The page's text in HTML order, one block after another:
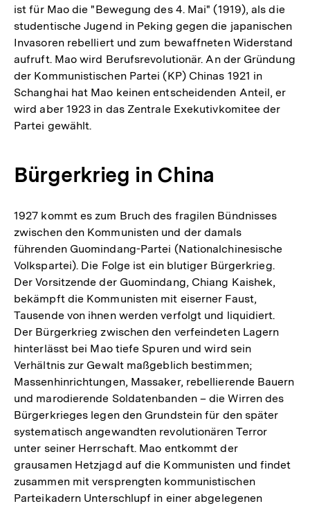
ist für Mao die "Bewegung des 4. Mai" (1919), als die
studentische Jugend in Peking gegen die japanischen
Invasoren rebelliert und zum bewaffneten Widerstand
aufruft. Mao wird Berufsrevolutionär. An der Gründung
der Kommunistischen Partei (KP) Chinas 1921 in
Schanghai hat Mao keinen entscheidenden Anteil, er
wird aber 1923 in das Zentrale Exekutivkomitee der
Partei gewählt.
Bürgerkrieg in China
1927 kommt es zum Bruch des fragilen Bündnisses
zwischen den Kommunisten und der damals
führenden Guomindang-Partei (Nationalchinesische
Volkspartei). Die Folge ist ein blutiger Bürgerkrieg.
Der Vorsitzende der Guomindang, Chiang Kaishek,
bekämpft die Kommunisten mit eiserner Faust,
Tausende von ihnen werden verfolgt und liquidiert.
Der Bürgerkrieg zwischen den verfeindeten Lagern
hinterlässt bei Mao tiefe Spuren und wird sein
Verhältnis zur Gewalt maßgeblich bestimmen;
Massenhinrichtungen, Massaker, rebellierende Bauern
und marodierende Soldatenbanden – die Wirren des
Bürgerkrieges legen den Grundstein für den später
systematisch angewandten revolutionären Terror
unter seiner Herrschaft. Mao entkommt der
grausamen Hetzjagd auf die Kommunisten und findet
zusammen mit versprengten kommunistischen
Parteikadern Unterschlupf in einer abgelegenen